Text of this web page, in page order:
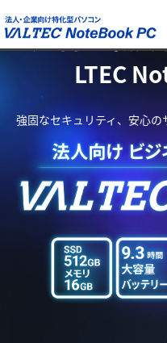
法人向け業務
LTEC
強固なセキュリティ、安心